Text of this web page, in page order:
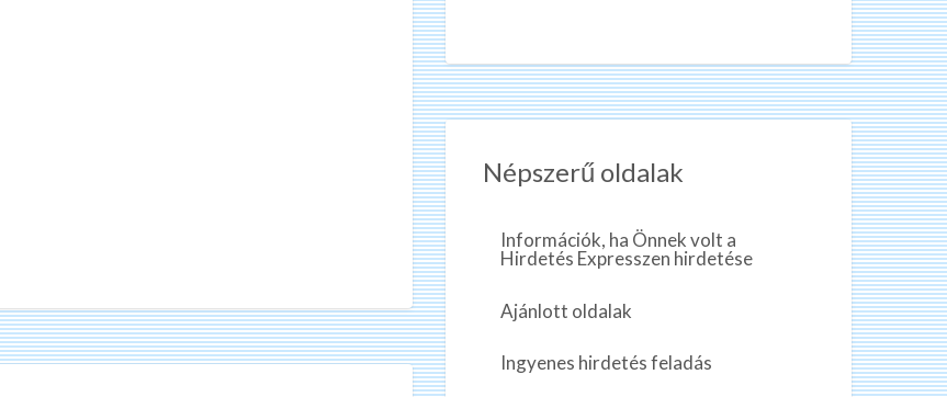
Népszerű oldalak
Információk, ha Önnek volt a
Hirdetés Expresszen hirdetése
Ajánlott oldalak
Ingyenes hirdetés feladás